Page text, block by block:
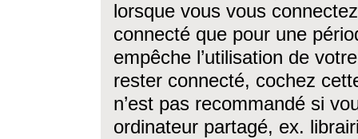
lorsque vous vous
connecté que pour une
empêche l’utilisation de
rester connecté, cochez
n’est pas recommandé si
ordinateur partagé, ex.